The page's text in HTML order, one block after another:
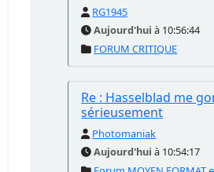
RG1945
Aujourd'hui à 10:56:44
FORUM CRITIQUE
Re : Hasselblad me
sérieusement
Photomaniak
Aujourd'hui à 10:54:17